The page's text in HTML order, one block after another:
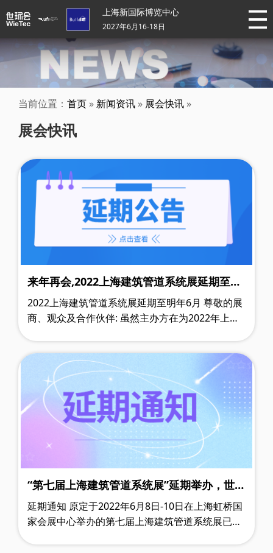
上海新国际博览中心
2027年6月16-18日
当前位置： 首页 » 新闻资讯 » 展会快讯 »
展会快讯
来年再会,2022上海建筑管道系统展延期至明
年6月
2022上海建筑管道系统展延期至明年6月 尊敬的展
商、观众及合作伙伴: 虽然主办方在为2022年上海
“第七届上海建筑管道系统展”延期举办，世环
通服务上线！
延期通知 原定于2022年6月8日-10日在上海虹桥国
家会展中心举办的第七届上海建筑管道系统展已确